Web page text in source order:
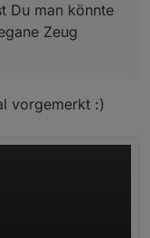
Du man könnte
Zeug
vorgemerkt :)